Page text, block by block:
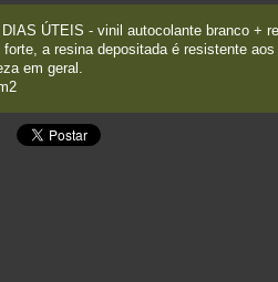
DIAS ÚTEIS - vinil autocolante branco +
a resina depositada é resistente
em geral.